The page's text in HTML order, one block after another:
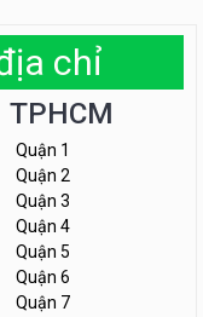
chỉ
TPHCM
Quận 1
Quận 2
Quận 3
Quận 4
Quận 5
Quận 6
Quận 7